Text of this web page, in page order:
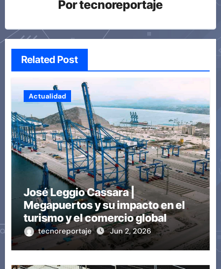
Portecnoreportaje
Related Post
Actualidad
José Leggio Cassara |
Megapuertos y su impacto en el
turismo y el comercio global
tecnoreportaje Jun 2, 2026